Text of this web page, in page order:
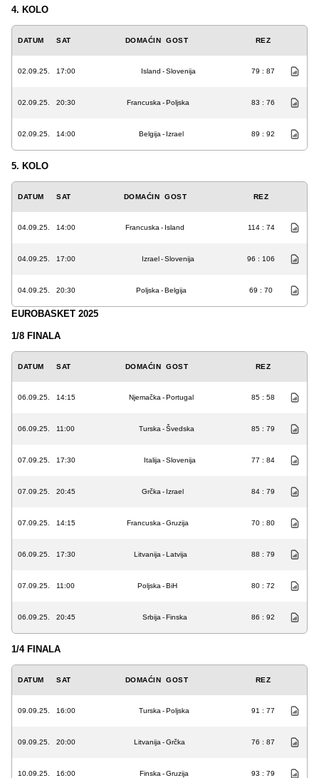
4. KOLO
DATUM SAT DOMAĆIN GOST REZ
02.09.25. 17:00 Island -Slovenija 79 : 87
02.09.25. 20:30 Francuska -Poljska 83 : 76
02.09.25. 14:00 Belgija - Izrael 89 : 92
5. KOLO
DATUM SAT DOMAĆIN GOST REZ
04.09.25. 14:00 Francuska - Island 114 : 74
04.09.25. 17:00 Izrael-Slovenija 96 : 106
04.09.25. 20:30 Poljska -Belgija 69 : 70
EUROBASKET 2025
1/8 FINALA
DATUM SAT DOMAĆIN GOST REZ
06.09.25. 14:15 Njemačka -Portugal 85 : 58
06.09.25. 11:00 Turska -Švedska 85 : 79
07.09.25. 17:30 Italija -Slovenija 77 : 84
07.09.25. 20:45 Grčka - Izrael 84 : 79
07.09.25. 14:15 Francuska -Gruzija 70 : 80
06.09.25. 17:30 Litvanija -Latvija 88 : 79
07.09.25. 11:00 Poljska -BiH 80 : 72
06.09.25. 20:45 Srbija -Finska 86 : 92
1/4 FINALA
DATUM SAT DOMAĆIN GOST REZ
09.09.25. 16:00 Turska -Poljska 91 : 77
09.09.25. 20:00 Litvanija -Grčka 76 : 87
10.09.25. 16:00 Finska -Gruzija 93 : 79